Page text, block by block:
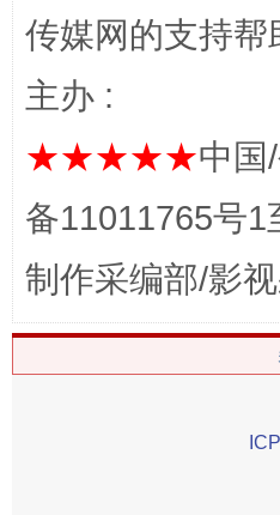
网上购药对药下症？
传媒网的支持
主办 :
★★★★★中国
备11011765号
制作采编部/影